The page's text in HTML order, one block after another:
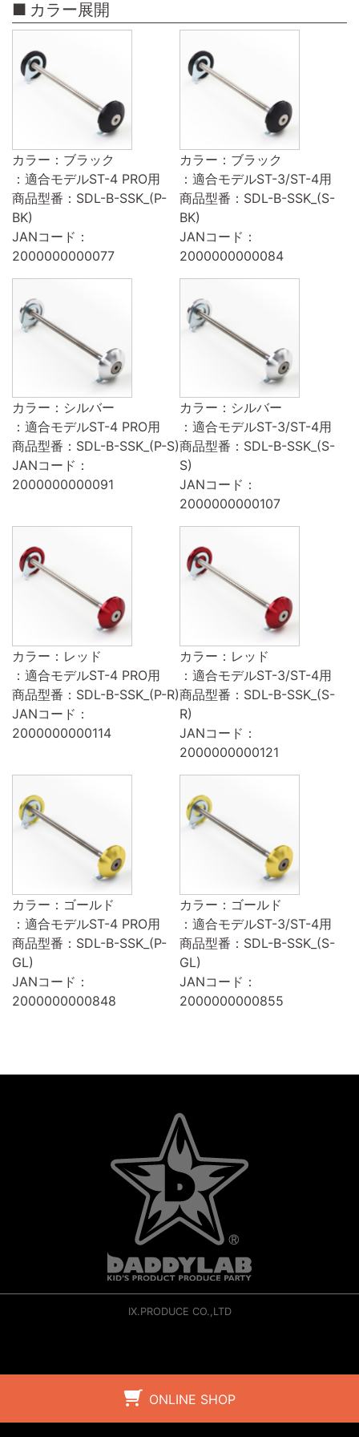
ONLINE SHOP
カラー展開
カラー：ブラック
：適合モデルST-4 PRO用
商品型番：SDL-B-SSK_(P-
BK)
JANコード：
2000000000077
カラー：ブラック
：適合モデルST-3/ST-4用
商品型番：SDL-B-SSK_(S-
BK)
JANコード：
2000000000084
カラー：シルバー
：適合モデルST-4 PRO用
商品型番：SDL-B-SSK_(P-S)
JANコード：
2000000000091
カラー：シルバー
：適合モデルST-3/ST-4用
商品型番：SDL-B-SSK_(S-
S)
JANコード：
2000000000107
カラー：レッド
：適合モデルST-4 PRO用
商品型番：SDL-B-SSK_(P-R)
JANコード：
2000000000114
カラー：レッド
：適合モデルST-3/ST-4用
商品型番：SDL-B-SSK_(S-
R)
JANコード：
2000000000121
カラー：ゴールド
：適合モデルST-4 PRO用
商品型番：SDL-B-SSK_(P-
GL)
JANコード：
2000000000848
カラー：ゴールド
：適合モデルST-3/ST-4用
商品型番：SDL-B-SSK_(S-
GL)
JANコード：
2000000000855
IX.PRODUCE CO.,LTD